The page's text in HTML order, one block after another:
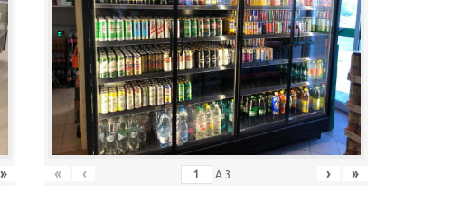
» « ‹ A 3 › »